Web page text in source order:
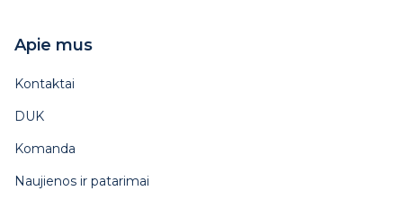
Apie mus
Kontaktai
DUK
Komanda
Naujienos ir patarimai